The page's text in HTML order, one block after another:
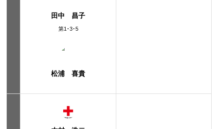
田中 昌子
第1･3･5
松浦 喜貴